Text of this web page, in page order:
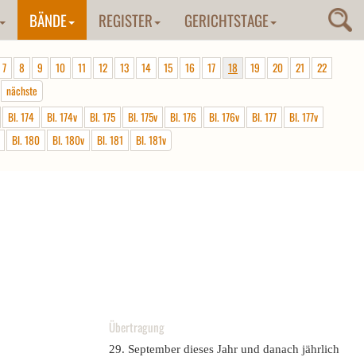
BÄNDE REGISTER GERICHTSTAGE
7 8 9 10 11 12 13 14 15 16 17 18 19 20 21
22
nächste
Bl. 174 Bl. 174v Bl. 175 Bl. 175v Bl. 176 Bl. 176v Bl. 177
Bl. 177v
Bl. 180 Bl. 180v Bl. 181 Bl. 181v
Übertragung
29. September dieses Jahr und danach jährlich